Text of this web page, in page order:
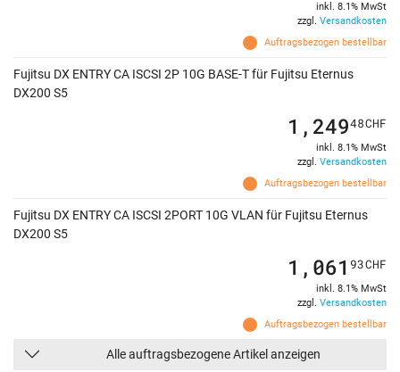
Auftragsbezogen bestellbar
inkl. 8.1% MwSt
zzgl. Versandkosten
Fujitsu DX ENTRY CA ISCSI 2P 10G BASE-T für Fujitsu Eternus
DX200 S5
Auftragsbezogen bestellbar
1,24948CHF
inkl. 8.1% MwSt
zzgl. Versandkosten
Fujitsu DX ENTRY CA ISCSI 2PORT 10G VLAN für Fujitsu Eternus
DX200 S5
Auftragsbezogen bestellbar
1,061 93CHF
inkl. 8.1% MwSt
zzgl. Versandkosten
Alle auftragsbezogene Artikel anzeigen